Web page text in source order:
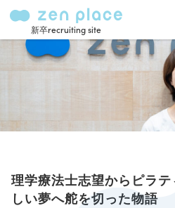
新卒recruiting site
理学療法士志望からピラ
しい夢へ舵を切った物語